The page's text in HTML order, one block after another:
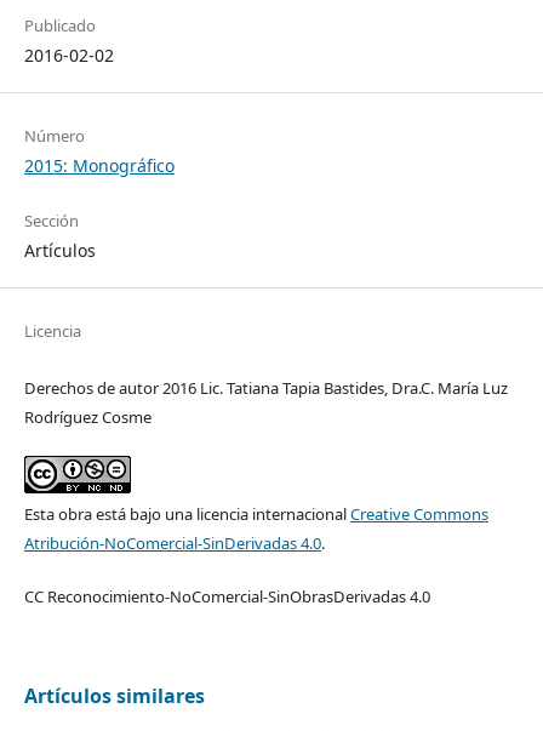
Publicado
2016-02-02
Número
2015: Monográfico
Sección
Artículos
Licencia
Derechos de autor 2016 Lic. Tatiana Tapia Bastides, Dra.C. María Luz
Rodríguez Cosme
Esta obra está bajo una licencia internacionalCreative Commons
Atribución-NoComercial-SinDerivadas 4.0.
CC Reconocimiento-NoComercial-SinObrasDerivadas 4.0
Artículos similares